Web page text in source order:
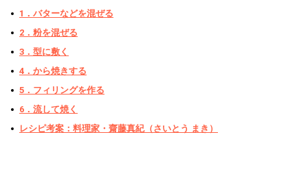
1．バターなどを混ぜる
2．粉を混ぜる
3．型に敷く
4．から焼きする
5．フィリングを作る
6．流して焼く
レシピ考案：料理家・齋藤真紀（さいとう まき）